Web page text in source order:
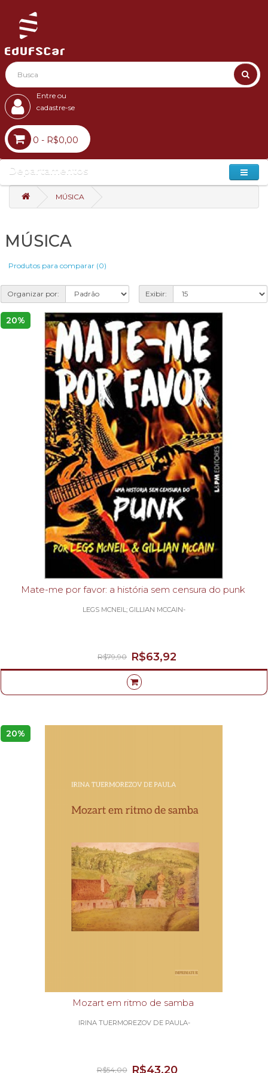
Entre ou
cadastre-se
0 - R$0,00
Departamentos
MÚSICA
MÚSICA
Produtos para comparar (0)
Organizar por: Exibir:
20%
Mate-me por favor: a história sem censura do punk
LEGS MCNEIL; GILLIAN MCCAIN-
R$63,92
R$79,90
20%
Mozart em ritmo de samba
IRINA TUERMOREZOV DE PAULA-
R$43,20
R$54,00